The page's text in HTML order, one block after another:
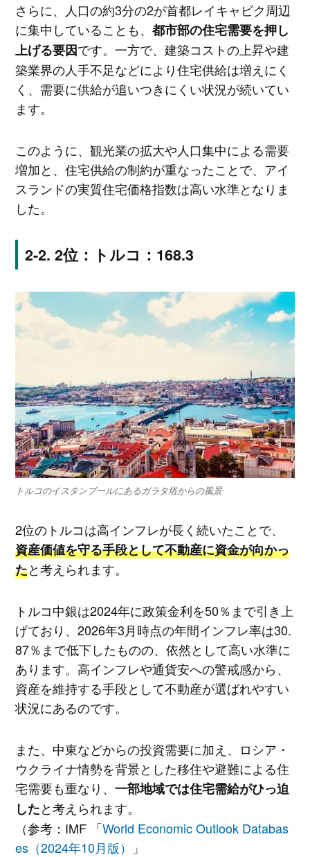
さらに、人口の約3分の2が首都レイキャビク周辺
に集中していることも、 都市部の住宅需要を押し
上げる要因です。一方で、建築コストの上昇や建
築業界の人手不足などにより住宅供給は増えにく
く、需要に供給が追いつきにくい状況が続いてい
ます。
このように、観光業の拡大や人口集中による需要
増加と、住宅供給の制約が重なったことで、アイ
スランドの実質住宅価格指数は高い水準となりま
した。
2位：トルコ：168.3
トルコのイスタンブールにあるガラタ塔からの風景
2位のトルコは高インフレが長く続いたことで、
資産価値を守る手段として不動産に資金が向かっ
たと考えられます。
トルコ中銀は2024年に政策金利を50％まで引き上
げており、2026年3月時点の年間インフレ率は30.
87％まで低下したものの、依然として高い水準に
あります。高インフレや通貨安への警戒感から、
資産を維持する手段として不動産が選ばれやすい
状況にあるのです。
また、中東などからの投資需要に加え、ロシア・
ウクライナ情勢を背景とした移住や避難による住
宅需要も重なり、 一部地域では住宅需給がひっ迫
したと考えられます。
（参考：IMF 「World Economic Outlook Databas
es（2024年10月版）
」